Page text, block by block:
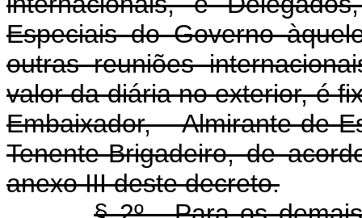
Especiais do Governo
outras reuniões
valor da diária no exterior, é
Embaixador, Almirante-
Tenente-Brigadeiro, de
anexo III deste decreto.